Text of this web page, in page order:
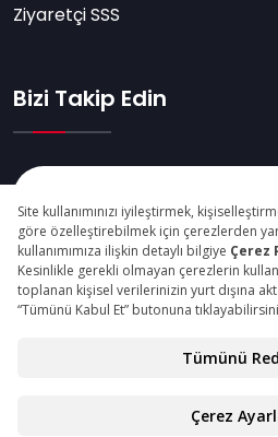
Ziyaretçi SSS
Bizi Takip Edin